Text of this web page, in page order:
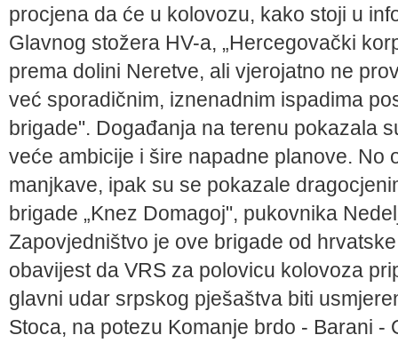
procjena da će u kolovozu, kako stoji u
Glavnog stožera HV-a, „Hercegovački
prema dolini Neretve, ali vjerojatno ne
već sporadičnim, iznenadnim ispadima
brigade". Događanja na terenu pokazala
veće ambicije i šire napadne planove. No
manjkave, ipak su se pokazale
brigade „Knez Domagoj", pukovnika
Zapovjedništvo je ove brigade od
obavijest da VRS za polovicu kolovoza
glavni udar srpskog pješaštva biti
Stoca, na potezu Komanje brdo - Barani -